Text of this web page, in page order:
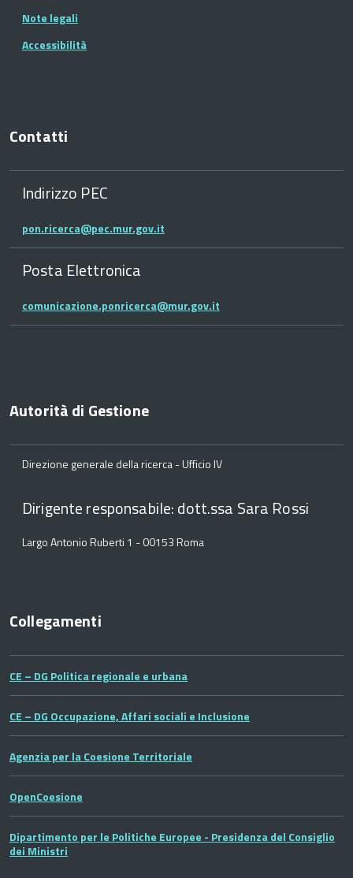
Note legali
Accessibilità
Contatti
Indirizzo PEC
pon.ricerca@pec.mur.gov.it
Posta Elettronica
comunicazione.ponricerca@mur.gov.it
Autorità di Gestione
Direzione generale della ricerca - Ufficio IV
Dirigente responsabile: dott.ssa Sara Rossi
Largo Antonio Ruberti 1 - 00153 Roma
Collegamenti
CE – DG Politica regionale e urbana
CE – DG Occupazione, Affari sociali e Inclusione
Agenzia per la Coesione Territoriale
OpenCoesione
Dipartimento per le Politiche Europee - Presidenza del Consiglio
dei Ministri